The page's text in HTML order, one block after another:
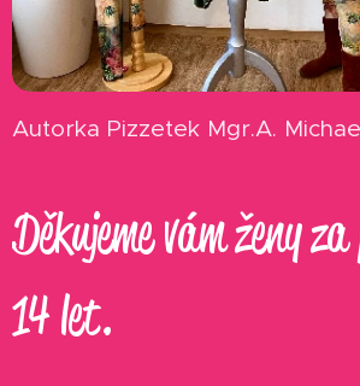
Autorka Pizzetek Mgr.A.
Děkujeme vám ženy
14 let.